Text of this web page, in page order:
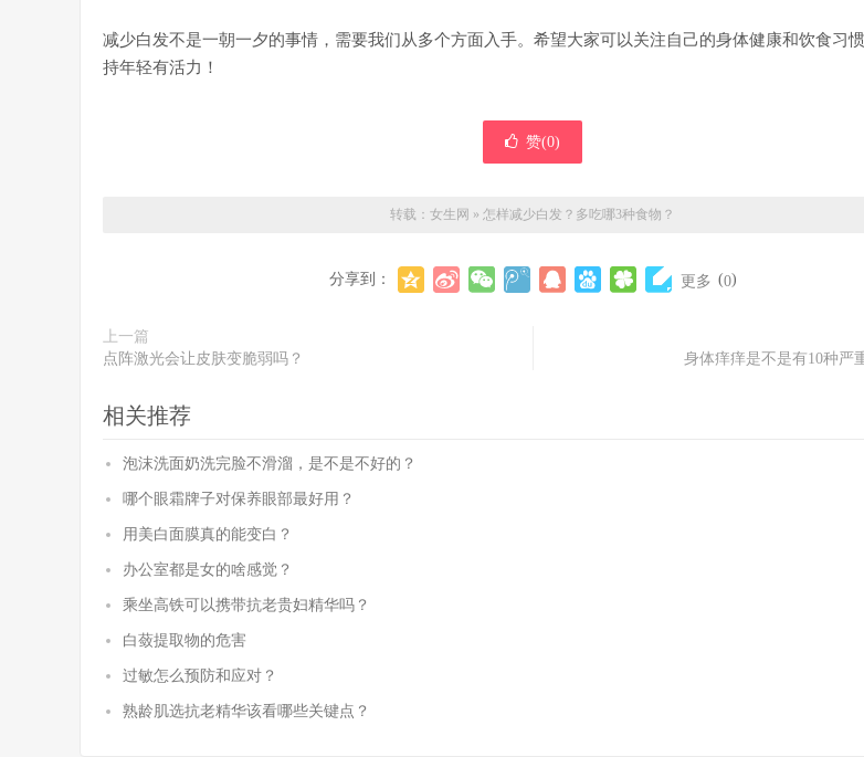
减少白发不是一朝一夕的事情，需要我们从多个方面入手。希望大家可以关注自己的身体健康和饮食习
持年轻有活力！
赞(0)
转载： 女生网 » 怎样减少白发？多吃哪3种食物？
分享到： 更多 (0)
上一篇
点阵激光会让皮肤变脆弱吗？
身体痒痒是不是有10种严
相关推荐
泡沫洗面奶洗完脸不滑溜，是不是不好的？
哪个眼霜牌子对保养眼部最好用？
用美白面膜真的能变白？
办公室都是女的啥感觉？
乘坐高铁可以携带抗老贵妇精华吗？
白蔹提取物的危害
过敏怎么预防和应对？
熟龄肌选抗老精华该看哪些关键点？